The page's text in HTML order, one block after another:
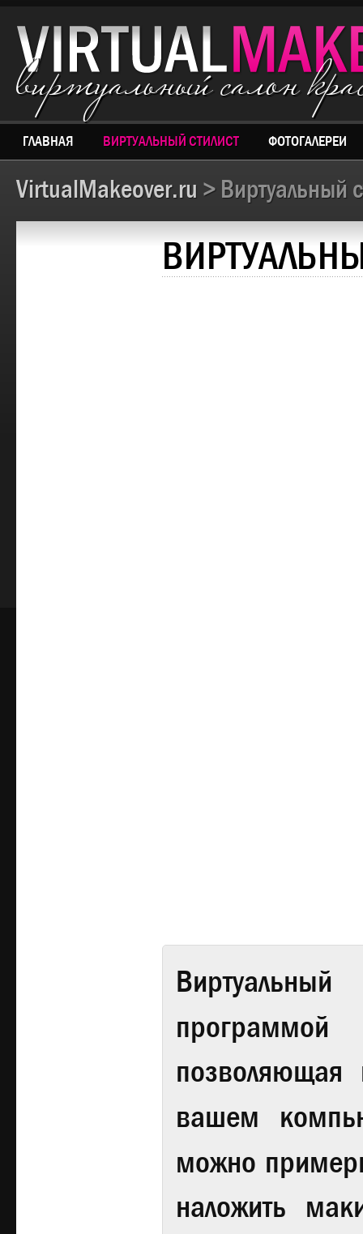
виртуальный салон
ГЛАВНАЯ ВИРТУАЛЬНЫЙ СТИЛИСТ ФОТОГАЛЕРЕИ
VirtualMakeover.ru > Виртуальный
Виртуальный
вашем
можно
наложить